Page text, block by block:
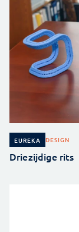
EUREKA DESIGN
Driezijdige rits